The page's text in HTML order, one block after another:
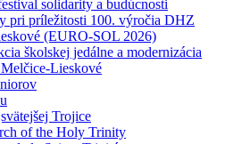
solidarity a budúcnosti
pri príležitosti 100. výročia DHZ
(EURO-SOL 2026)
školskej jedálne a modernizácia
Lieskové
Trojice
of the Holy Trinity